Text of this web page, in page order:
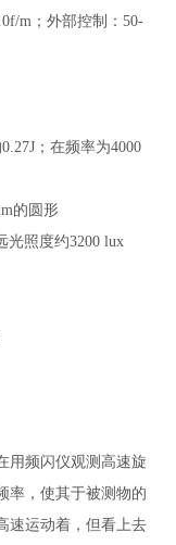
m；外部控制：50-
；在频率为4000
的圆形
光照度约3200 lux
用频闪仪观测高速旋
率，使其于被测物的
速运动着，但看上去